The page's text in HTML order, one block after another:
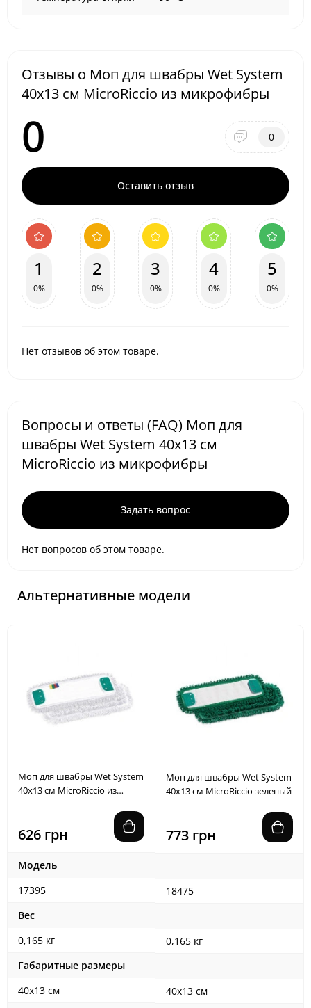
Отзывы о Моп для швабры Wet System
40x13 см MicroRiccio из микрофибры
0 0
Оставить отзыв
1
0%
2
0%
3
0%
4
0%
5
0%
Нет отзывов об этом товаре.
Вопросы и ответы (FAQ) Моп для
швабры Wet System 40x13 см
MicroRiccio из микрофибры
Задать вопрос
Нет вопросов об этом товаре.
Альтернативные модели
Моп для швабры Wet System
40x13 см MicroRiccio из
626 грн
Модель
17395
Вес
0,165 кг
Габаритные размеры
40х13 см
Моп для швабры Wet System
40x13 см MicroRiccio зеленый
773 грн
18475
0,165 кг
40х13 см